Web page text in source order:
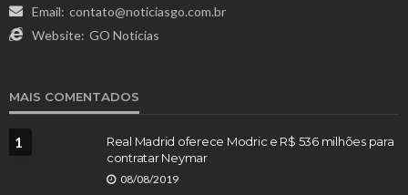
Email: contato@noticiasgo.com.br
Website: GO Notícias
MAIS COMENTADOS
1
Real Madrid oferece Modric e R$ 536 milhões para
contratar Neymar
08/08/2019